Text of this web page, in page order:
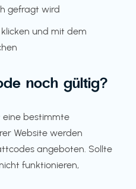
gefragt wird
und mit dem
noch gültig?
bestimmte
Website werden
angeboten. Sollte
funktionieren,